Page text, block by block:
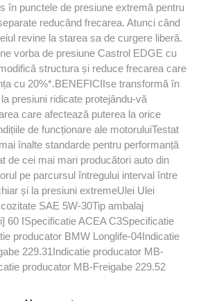
în punctele de presiune extremă pentru
reducând frecarea. Atunci când
revine la starea sa de curgere liberă.
vorba de presiune Castrol EDGE cu
structura și reduce frecarea care
cu 20%*.BENEFICIIse transformă în
presiuni ridicate protejându-vă
care afectează puterea la orice
de funcționare ale motoruluiTestat
înalte standarde pentru performanță
de cei mai mari producători auto din
pe parcursul întregului interval între
și la presiuni extremeUlei Ulei
SAE 5W-30Tip ambalaj
60 ISpecificatie ACEA C3Specificatie
producator BMW Longlife-04Indicatie
229.31Indicatie producator MB-
producator MB-Freigabe 229.52